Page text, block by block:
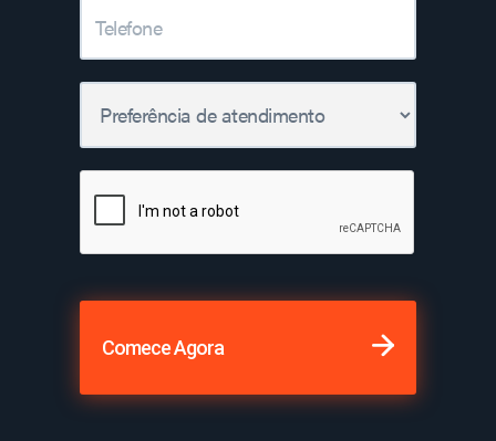
Comece Agora